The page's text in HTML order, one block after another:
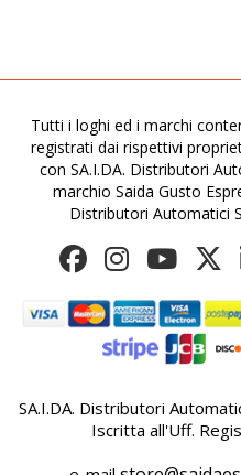
Tutti i loghi ed i marchi
registrati dai rispettivi
con SA.I.DA. Distributori
marchio Saida Gusto
Distributori Automatici
SA.I.DA. Distributori
Iscritta all'Uff.